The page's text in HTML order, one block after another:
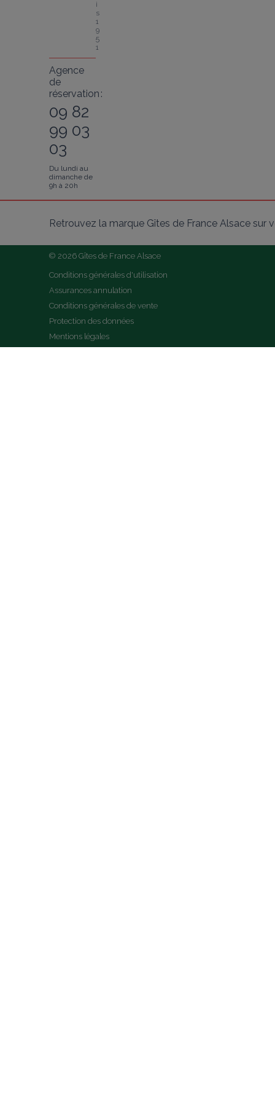
i
s
1
9
5
1
Agence
de
réservation :
09 82
99 03
03
Du lundi au
dimanche de
9h à 20h
Retrouvez la marque Gîtes de France Alsace sur
© 2026 Gîtes de France Alsace
Conditions générales d'utilisation
Assurances annulation
Conditions générales de vente
Protection des données
Mentions légales